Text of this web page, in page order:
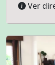
Ver